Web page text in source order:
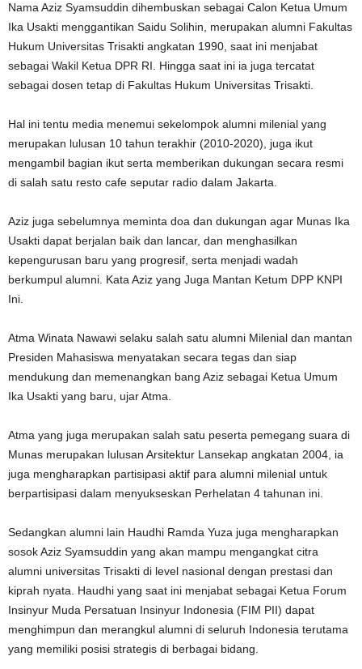
Nama Aziz Syamsuddin dihembuskan sebagai Calon Ketua Umum
Ika Usakti menggantikan Saidu Solihin, merupakan alumni Fakultas
Hukum Universitas Trisakti angkatan 1990, saat ini menjabat
sebagai Wakil Ketua DPR RI. Hingga saat ini ia juga tercatat
sebagai dosen tetap di Fakultas Hukum Universitas Trisakti.
Hal ini tentu media menemui sekelompok alumni milenial yang
merupakan lulusan 10 tahun terakhir (2010-2020), juga ikut
mengambil bagian ikut serta memberikan dukungan secara resmi
di salah satu resto cafe seputar radio dalam Jakarta.
Aziz juga sebelumnya meminta doa dan dukungan agar Munas Ika
Usakti dapat berjalan baik dan lancar, dan menghasilkan
kepengurusan baru yang progresif, serta menjadi wadah
berkumpul alumni. Kata Aziz yang Juga Mantan Ketum DPP KNPI
Ini.
Atma Winata Nawawi selaku salah satu alumni Milenial dan mantan
Presiden Mahasiswa menyatakan secara tegas dan siap
mendukung dan memenangkan bang Aziz sebagai Ketua Umum
Ika Usakti yang baru, ujar Atma.
Atma yang juga merupakan salah satu peserta pemegang suara di
Munas merupakan lulusan Arsitektur Lansekap angkatan 2004, ia
juga mengharapkan partisipasi aktif para alumni milenial untuk
berpartisipasi dalam menyukseskan Perhelatan 4 tahunan ini.
Sedangkan alumni lain Haudhi Ramda Yuza juga mengharapkan
sosok Aziz Syamsuddin yang akan mampu mengangkat citra
alumni universitas Trisakti di level nasional dengan prestasi dan
kiprah nyata. Haudhi yang saat ini menjabat sebagai Ketua Forum
Insinyur Muda Persatuan Insinyur Indonesia (FIM PII) dapat
menghimpun dan merangkul alumni di seluruh Indonesia terutama
yang memiliki posisi strategis di berbagai bidang.